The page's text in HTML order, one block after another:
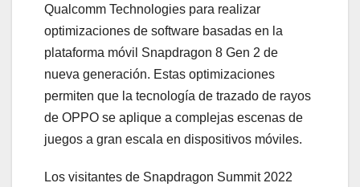
Qualcomm Technologies para realizar
optimizaciones de software basadas en la
plataforma móvil Snapdragon 8 Gen 2 de
nueva generación. Estas optimizaciones
permiten que la tecnología de trazado de rayos
de OPPO se aplique a complejas escenas de
juegos a gran escala en dispositivos móviles.
Los visitantes de Snapdragon Summit 2022